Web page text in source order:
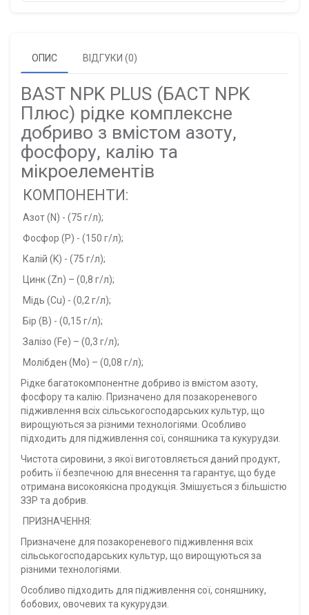
ОПИС ВІДГУКИ (0)
BAST NPK PLUS (БАСТ NPK
Плюс) рідке комплексне
добриво з вмістом азоту,
фосфору, калію та
мікроелементів
КОМПОНЕНТИ:
Азот (N) - (75 г/л);
Фосфор (P) - (150 г/л);
Калій (K) - (75 г/л);
Цинк (Zn) – (0,8 г/л);
Мідь (Cu) - (0,2 г/л);
Бір (B) - (0,15 г/л);
Залізо (Fe) – (0,3 г/л);
Молібден (Mo) – (0,08 г/л);
Рідке багатокомпонентне добриво із вмістом азоту,
фосфору та калію. Призначено для позакореневого
підживлення всіх сільськогосподарських культур, що
вирощуються за різними технологіями. Особливо
підходить для підживлення сої, соняшника та кукурудзи.
Чистота сировини, з якої виготовляється даний продукт,
робить її безпечною для внесення та гарантує, що буде
отримана високоякісна продукція. Змішується з більшістю
ЗЗР та добрив.
ПРИЗНАЧЕННЯ:
Призначене для позакореневого підживлення всіх
сільськогосподарських культур, що вирощуються за
різними технологіями.
Особливо підходить для підживлення сої, соняшнику,
бобових, овочевих та кукурудзи.